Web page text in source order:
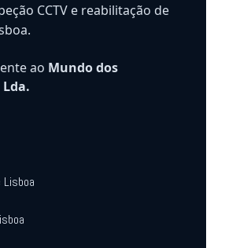
CCTV e reabilitação de
ao Mundo dos
Lisboa